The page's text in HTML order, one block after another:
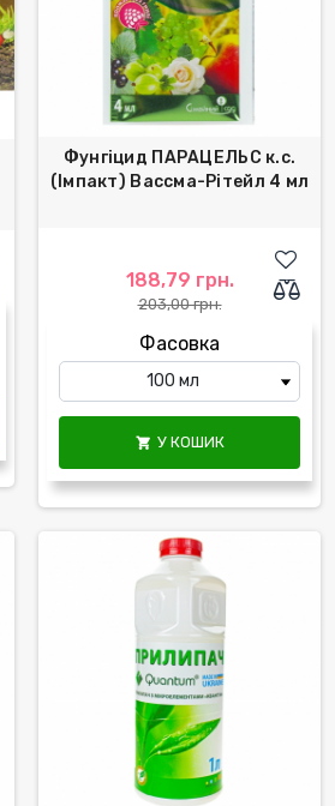
Фунгіцид ПАРАЦЕЛЬС к.с.
(Імпакт) Вассма-Рітейл 4 мл
188,79 грн.
203,00 грн.
Фасовка
 У КОШИК